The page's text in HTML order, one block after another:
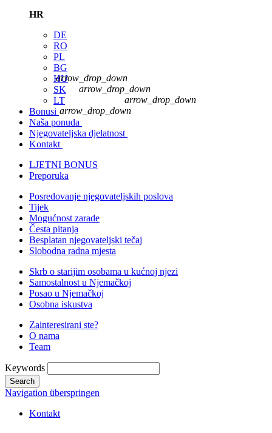
HR
DE
RO
PL
BG
HU
SK
LT
Bonusi
arrow_drop_down
Naša ponuda
arrow_drop_down
Njegovateljska djelatnost
arrow_drop_down
Kontakt
arrow_drop_down
LJETNI BONUS
Preporuka
Posredovanje njegovateljskih poslova
Tijek
Mogućnost zarade
Česta pitanja
Besplatan njegovateljski tečaj
Slobodna radna mjesta
Skrb o starijim osobama u kućnoj njezi
Samostalnost u Njemačkoj
Posao u Njemačkoj
Osobna iskustva
Zainteresirani ste?
O nama
Team
Keywords
Search
Navigation überspringen
Kontakt